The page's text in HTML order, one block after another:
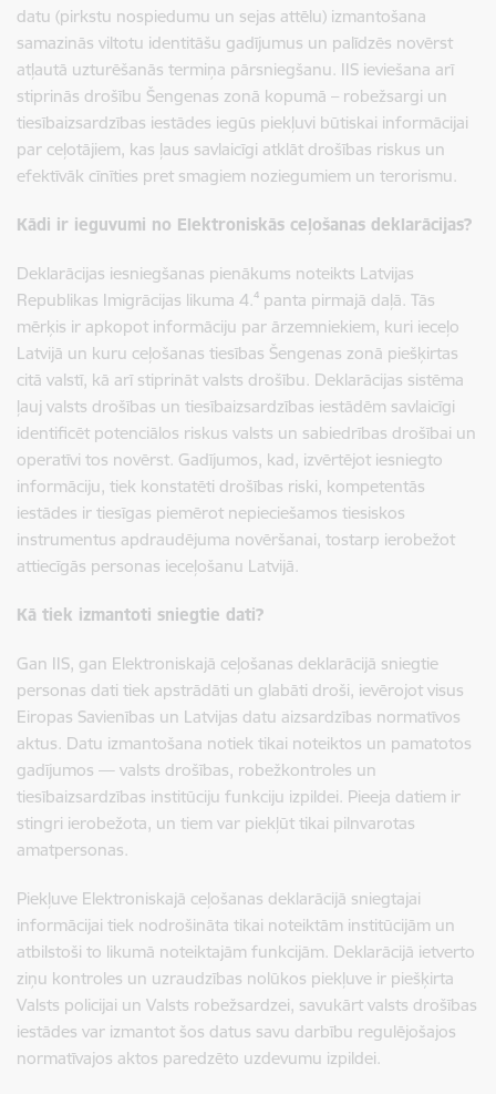
datu (pirkstu nospiedumu un sejas attēlu) izmantošana
samazinās viltotu identitāšu gadījumus un palīdzēs novērst
atļautā uzturēšanās termiņa pārsniegšanu. IIS ieviešana arī
stiprinās drošību Šengenas zonā kopumā – robežsargi un
tiesībaizsardzības iestādes iegūs piekļuvi būtiskai informācijai
par ceļotājiem, kas ļaus savlaicīgi atklāt drošības riskus un
efektīvāk cīnīties pret smagiem noziegumiem un terorismu.
Kādi ir ieguvumi no Elektroniskās ceļošanas deklarācijas?
Deklarācijas iesniegšanas pienākums noteikts Latvijas
Republikas Imigrācijas likuma 4.⁴ panta pirmajā daļā. Tās
mērķis ir apkopot informāciju par ārzemniekiem, kuri ieceļo
Latvijā un kuru ceļošanas tiesības Šengenas zonā piešķirtas
citā valstī, kā arī stiprināt valsts drošību. Deklarācijas sistēma
ļauj valsts drošības un tiesībaizsardzības iestādēm savlaicīgi
identificēt potenciālos riskus valsts un sabiedrības drošībai un
operatīvi tos novērst. Gadījumos, kad, izvērtējot iesniegto
informāciju, tiek konstatēti drošības riski, kompetentās
iestādes ir tiesīgas piemērot nepieciešamos tiesiskos
instrumentus apdraudējuma novēršanai, tostarp ierobežot
attiecīgās personas ieceļošanu Latvijā.
Kā tiek izmantoti sniegtie dati?
Gan IIS, gan Elektroniskajā ceļošanas deklarācijā sniegtie
personas dati tiek apstrādāti un glabāti droši, ievērojot visus
Eiropas Savienības un Latvijas datu aizsardzības normatīvos
aktus. Datu izmantošana notiek tikai noteiktos un pamatotos
gadījumos — valsts drošības, robežkontroles un
tiesībaizsardzības institūciju funkciju izpildei. Pieeja datiem ir
stingri ierobežota, un tiem var piekļūt tikai pilnvarotas
amatpersonas.
Piekļuve Elektroniskajā ceļošanas deklarācijā sniegtajai
informācijai tiek nodrošināta tikai noteiktām institūcijām un
atbilstoši to likumā noteiktajām funkcijām. Deklarācijā ietverto
ziņu kontroles un uzraudzības nolūkos piekļuve ir piešķirta
Valsts policijai un Valsts robežsardzei, savukārt valsts drošības
iestādes var izmantot šos datus savu darbību regulējošajos
normatīvajos aktos paredzēto uzdevumu izpildei.